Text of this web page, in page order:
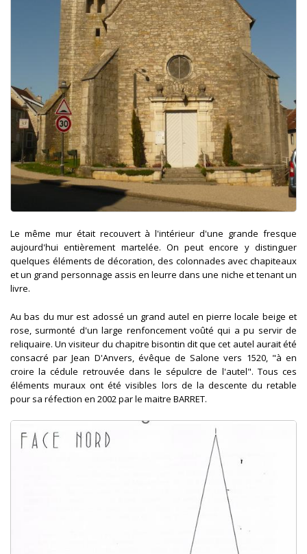
Le même mur était recouvert à l'intérieur d'une grande fresque
aujourd'hui entièrement martelée. On peut encore y distinguer
quelques éléments de décoration, des colonnades avec chapiteaux
et un grand personnage assis en leurre dans une niche et tenant un
livre.
Au bas du mur est adossé un grand autel en pierre locale beige et
rose, surmonté d'un large renfoncement voûté qui a pu servir de
reliquaire. Un visiteur du chapitre bisontin dit que cet autel aurait été
consacré par Jean D'Anvers, évêque de Salone vers 1520, "à en
croire la cédule retrouvée dans le sépulcre de l'autel". Tous ces
éléments muraux ont été visibles lors de la descente du retable
pour sa réfection en 2002 par le maitre BARRET.